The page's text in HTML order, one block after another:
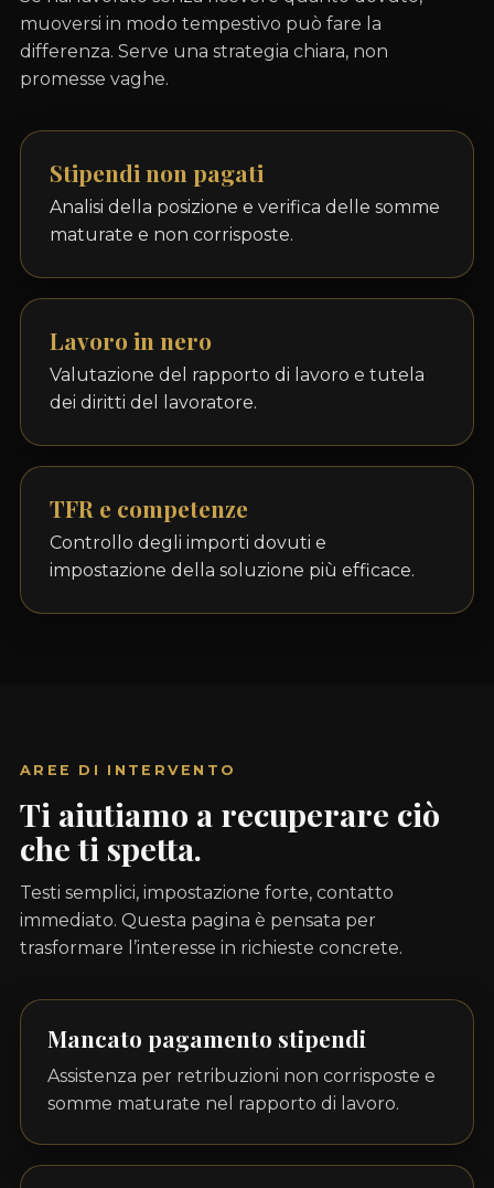
muoversi in modo tempestivo può fare la
differenza. Serve una strategia chiara, non
promesse vaghe.
Stipendi non pagati
Analisi della posizione e verifica delle somme
maturate e non corrisposte.
Lavoro in nero
Valutazione del rapporto di lavoro e tutela
dei diritti del lavoratore.
TFR e competenze
Controllo degli importi dovuti e
impostazione della soluzione più efficace.
AREE DI INTERVENTO
Ti aiutiamo a recuperare ciò
che ti spetta.
Testi semplici, impostazione forte, contatto
immediato. Questa pagina è pensata per
trasformare l’interesse in richieste concrete.
Mancato pagamento stipendi
Assistenza per retribuzioni non corrisposte e
somme maturate nel rapporto di lavoro.